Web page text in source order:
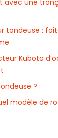
avec une
tondeuse :
Kubota
?
modèle de